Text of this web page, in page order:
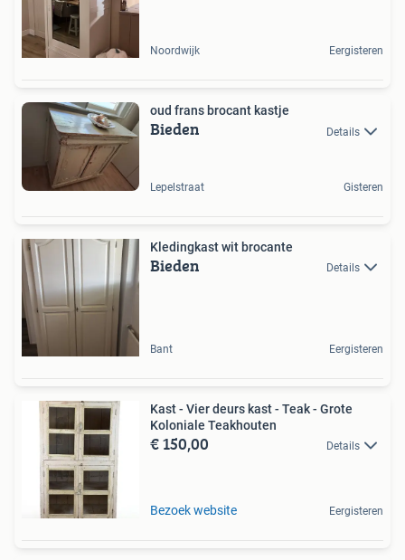
Noordwijk Eergisteren
oud frans brocant kastje
Bieden Details
Lepelstraat Gisteren
Kledingkast wit brocante
Bieden Details
Bant Eergisteren
Kast - Vier deurs kast - Teak - Grote
Koloniale Teakhouten
€ 150,00 Details
Bezoek website Eergisteren